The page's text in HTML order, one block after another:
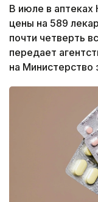
В июле в аптеках
цены на 589
почти четверть
передает
на Министерство